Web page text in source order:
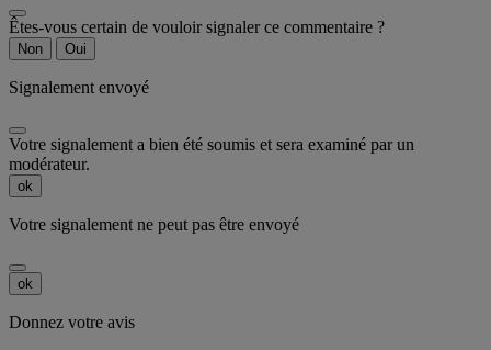
Êtes-vous certain de vouloir signaler ce commentaire ?
Non Oui
Signalement envoyé
Votre signalement a bien été soumis et sera examiné par un
modérateur.
ok
Votre signalement ne peut pas être envoyé
ok
Donnez votre avis